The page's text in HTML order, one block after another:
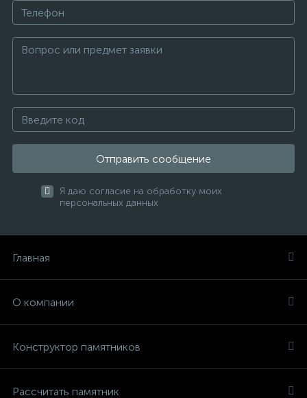
Отправить сообщение
Я даю согласие на обработку моих
персональных данных
Главная
О компании
Конструктор памятников
Рассчитать памятник